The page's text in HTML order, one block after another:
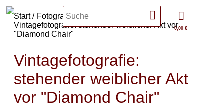
0,00 €
Start
Fotografie
Vintagefotografie: stehender weiblicher Akt vor
"Diamond Chair"
Vintagefotografie:
stehender weiblicher Akt
vor "Diamond Chair"